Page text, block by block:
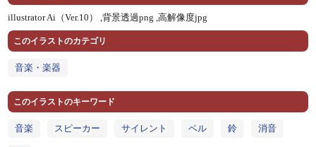
illustrator Ai（Ver.10） ,背景透過png ,高解像度jpg
このイラストのカテゴリ
音楽・楽器
このイラストのキーワード
音楽 スピーカー サイレント ベル 鈴 消音